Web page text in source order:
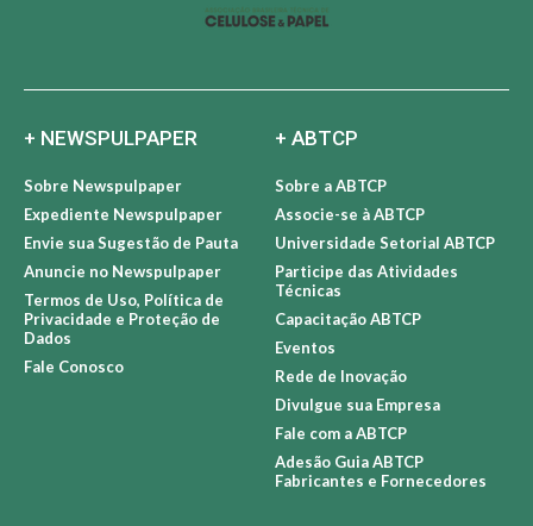
+ NEWSPULPAPER
Sobre Newspulpaper
Expediente Newspulpaper
Envie sua Sugestão de Pauta
Anuncie no Newspulpaper
Termos de Uso, Política de
Privacidade e Proteção de
Dados
Fale Conosco
+ ABTCP
Sobre a ABTCP
Associe-se à ABTCP
Universidade Setorial ABTCP
Participe das Atividades
Técnicas
Capacitação ABTCP
Eventos
Rede de Inovação
Divulgue sua Empresa
Fale com a ABTCP
Adesão Guia ABTCP
Fabricantes e Fornecedores